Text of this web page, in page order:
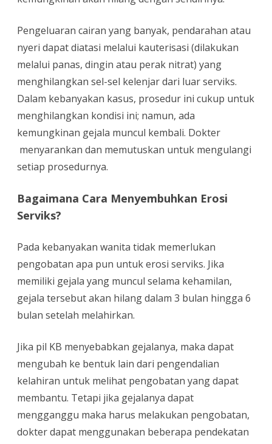
Pengeluaran cairan yang banyak, pendarahan atau
nyeri dapat diatasi melalui kauterisasi (dilakukan
melalui panas, dingin atau perak nitrat) yang
menghilangkan sel-sel kelenjar dari luar serviks.
Dalam kebanyakan kasus, prosedur ini cukup untuk
menghilangkan kondisi ini; namun, ada
kemungkinan gejala muncul kembali. Dokter
menyarankan dan memutuskan untuk mengulangi
setiap prosedurnya.
Bagaimana Cara Menyembuhkan Erosi
Serviks?
Pada kebanyakan wanita tidak memerlukan
pengobatan apa pun untuk erosi serviks. Jika
memiliki gejala yang muncul selama kehamilan,
gejala tersebut akan hilang dalam 3 bulan hingga 6
bulan setelah melahirkan.
Jika pil KB menyebabkan gejalanya, maka dapat
mengubah ke bentuk lain dari pengendalian
kelahiran untuk melihat pengobatan yang dapat
membantu. Tetapi jika gejalanya dapat
mengganggu maka harus melakukan pengobatan,
dokter dapat menggunakan beberapa pendekatan